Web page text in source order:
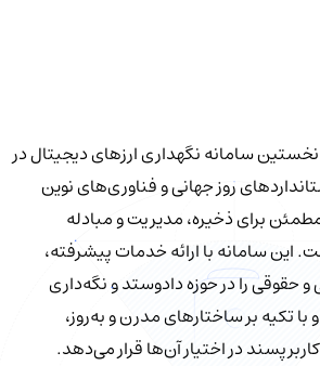
سامانه نگهداری ارزهای دیجیتال در
روز جهانی و فناوری‌های نوین
برای ذخیره، مدیریت و مبادله
این سامانه با ارائه خدمات پیشرفته،
را در حوزه دادوستد و نگه‌داری
تکیه بر ساختارهای مدرن و به‌روز،
در اختیار آن‌ها قرار می‌دهد.